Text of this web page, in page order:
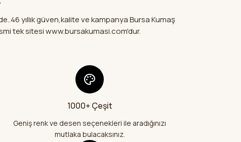
daha pahalı.
olmalı.
Gönder
bir şekilde geldi
teşekkür
yıllık güven,kalite ve kampanya Bursa Kumaş
tek sitesi www.bursakumasi.com'dur.
1000+ Çeşit
Geniş renk ve desen seçenekleri ile aradığınızı
mutlaka bulacaksınız.